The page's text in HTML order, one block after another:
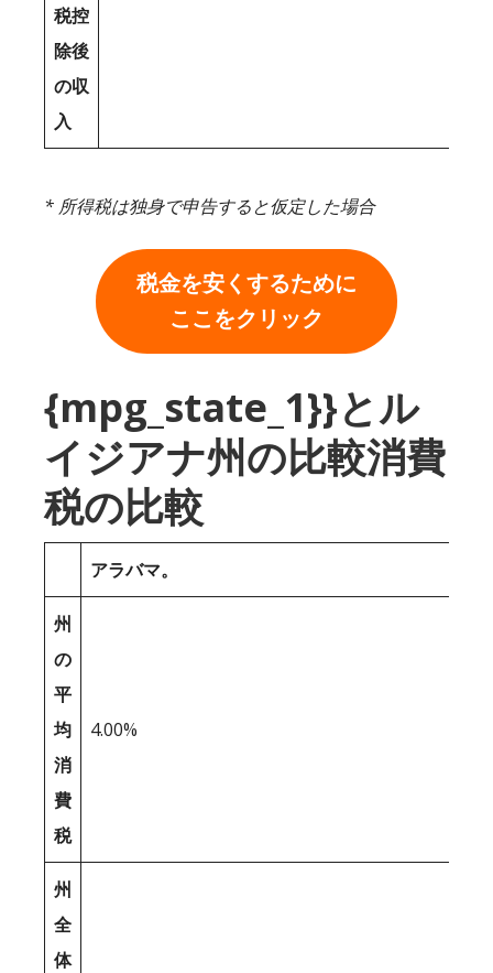
税控
除後
の収
入
* 所得税は独身で申告すると仮定した場合
税金を安くするために
ここをクリック
{mpg_state_1}}とル
イジアナ州の比較消費
税の比較
アラバマ。
州
の
平
均
消
費
税
4.00%
州
全
体